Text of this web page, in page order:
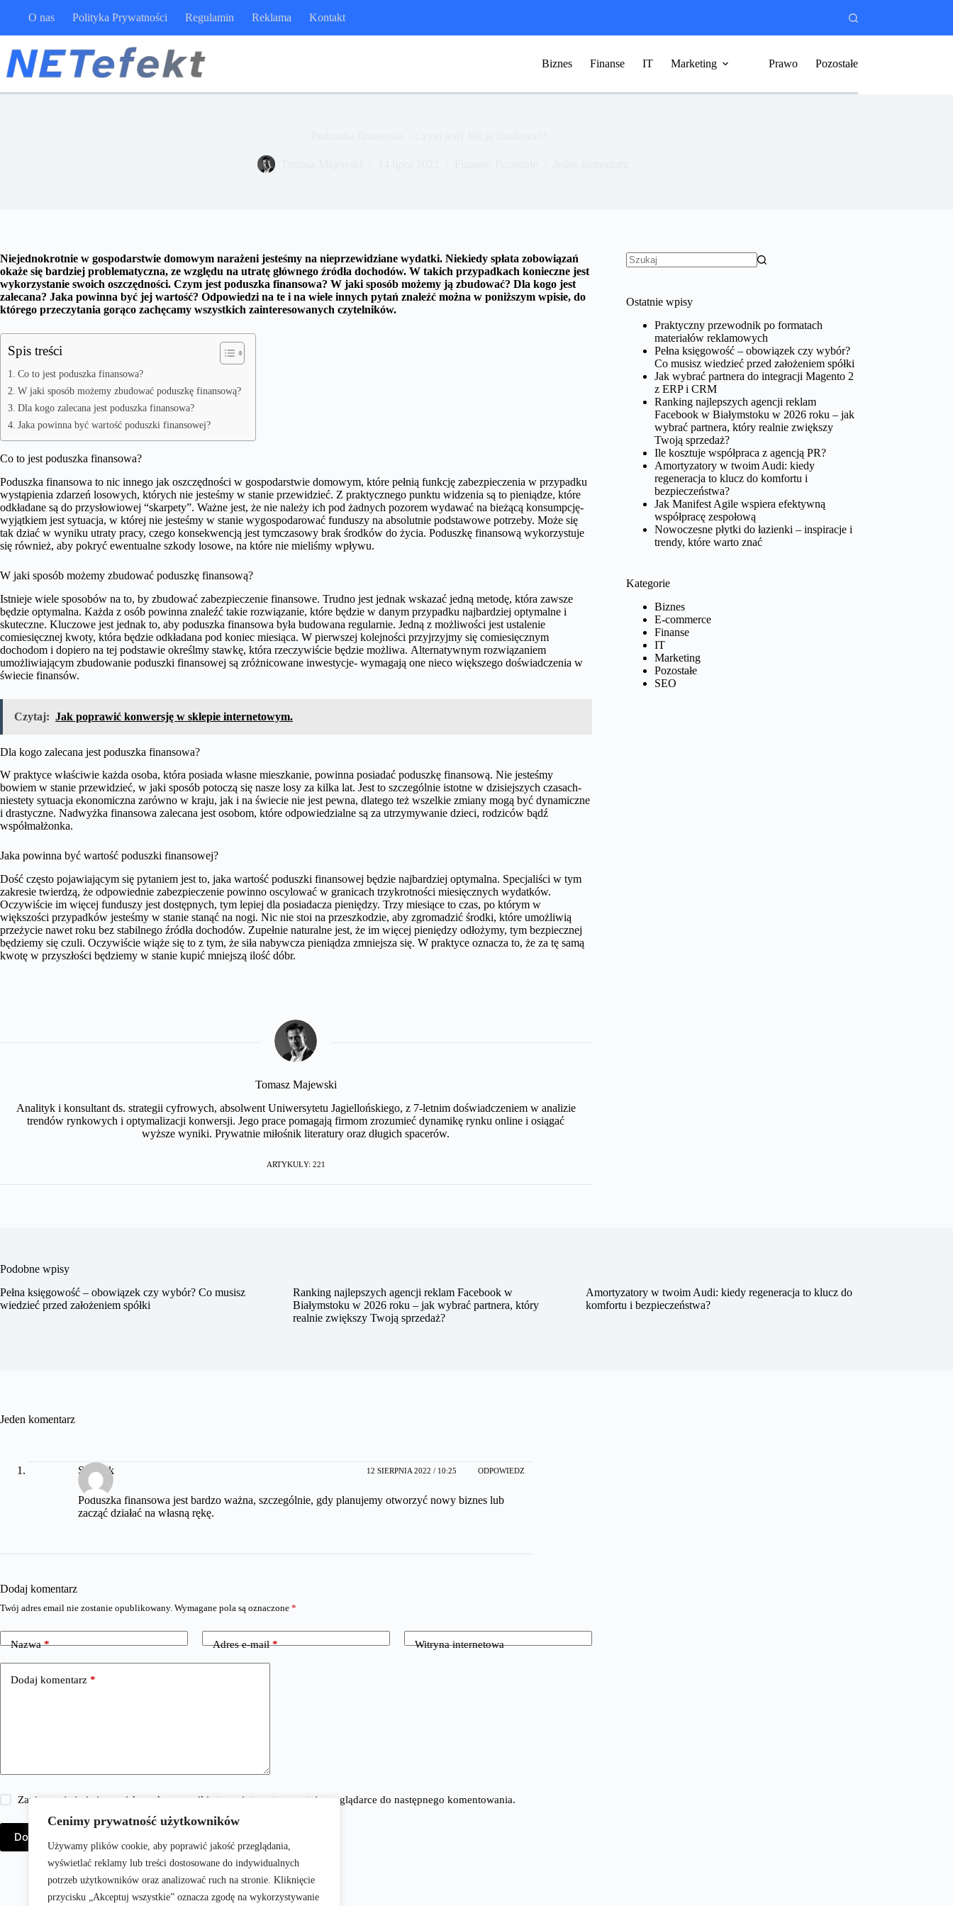
Cenimy prywatność użytkowników
Używamy plików cookie, aby poprawić jakość przeglądania,
wyświetlać reklamy lub treści dostosowane do indywidualnych
potrzeb użytkowników oraz analizować ruch na stronie. Kliknięcie
przycisku „Akceptuj wszystkie” oznacza zgodę na wykorzystywanie
O nas Polityka Prywatności Regulamin Reklama Kontakt
Biznes Finanse IT Marketing Prawo Pozostałe
Niejednokrotnie w gospodarstwie domowym narażeni jesteśmy na nieprzewidziane wydatki. Niekiedy spłata zobowiązań
okaże się bardziej problematyczna, ze względu na utratę głównego źródła dochodów. W takich przypadkach konieczne jest
wykorzystanie swoich oszczędności. Czym jest poduszka finansowa? W jaki sposób możemy ją zbudować? Dla kogo jest
zalecana? Jaka powinna być jej wartość? Odpowiedzi na te i na wiele innych pytań znaleźć można w poniższym wpisie, do
którego przeczytania gorąco zachęcamy wszystkich zainteresowanych czytelników.
Spis treści
Co to jest poduszka finansowa?
W jaki sposób możemy zbudować poduszkę finansową?
Dla kogo zalecana jest poduszka finansowa?
Jaka powinna być wartość poduszki finansowej?
Co to jest poduszka finansowa?
Poduszka finansowa to nic innego jak oszczędności w gospodarstwie domowym, które pełnią funkcję zabezpieczenia w przypadku
wystąpienia zdarzeń losowych, których nie jesteśmy w stanie przewidzieć. Z praktycznego punktu widzenia są to pieniądze, które
odkładane są do przysłowiowej “skarpety”. Ważne jest, że nie należy ich pod żadnych pozorem wydawać na bieżącą konsumpcję-
wyjątkiem jest sytuacja, w której nie jesteśmy w stanie wygospodarować funduszy na absolutnie podstawowe potrzeby. Może się
tak dziać w wyniku utraty pracy, czego konsekwencją jest tymczasowy brak środków do życia. Poduszkę finansową wykorzystuje
się również, aby pokryć ewentualne szkody losowe, na które nie mieliśmy wpływu.
W jaki sposób możemy zbudować poduszkę finansową?
Istnieje wiele sposobów na to, by zbudować zabezpieczenie finansowe. Trudno jest jednak wskazać jedną metodę, która zawsze
będzie optymalna. Każda z osób powinna znaleźć takie rozwiązanie, które będzie w danym przypadku najbardziej optymalne i
skuteczne. Kluczowe jest jednak to, aby poduszka finansowa była budowana regularnie. Jedną z możliwości jest ustalenie
comiesięcznej kwoty, która będzie odkładana pod koniec miesiąca. W pierwszej kolejności przyjrzyjmy się comiesięcznym
dochodom i dopiero na tej podstawie określmy stawkę, która rzeczywiście będzie możliwa. Alternatywnym rozwiązaniem
umożliwiającym zbudowanie poduszki finansowej są zróżnicowane inwestycje- wymagają one nieco większego doświadczenia w
świecie finansów.
Czytaj: Jak poprawić konwersję w sklepie internetowym.
Dla kogo zalecana jest poduszka finansowa?
W praktyce właściwie każda osoba, która posiada własne mieszkanie, powinna posiadać poduszkę finansową. Nie jesteśmy
bowiem w stanie przewidzieć, w jaki sposób potoczą się nasze losy za kilka lat. Jest to szczególnie istotne w dzisiejszych czasach-
niestety sytuacja ekonomiczna zarówno w kraju, jak i na świecie nie jest pewna, dlatego też wszelkie zmiany mogą być dynamiczne
i drastyczne. Nadwyżka finansowa zalecana jest osobom, które odpowiedzialne są za utrzymywanie dzieci, rodziców bądź
współmałżonka.
Jaka powinna być wartość poduszki finansowej?
Dość często pojawiającym się pytaniem jest to, jaka wartość poduszki finansowej będzie najbardziej optymalna. Specjaliści w tym
zakresie twierdzą, że odpowiednie zabezpieczenie powinno oscylować w granicach trzykrotności miesięcznych wydatków.
Oczywiście im więcej funduszy jest dostępnych, tym lepiej dla posiadacza pieniędzy. Trzy miesiące to czas, po którym w
większości przypadków jesteśmy w stanie stanąć na nogi. Nic nie stoi na przeszkodzie, aby zgromadzić środki, które umożliwią
przeżycie nawet roku bez stabilnego źródła dochodów. Zupełnie naturalne jest, że im więcej pieniędzy odłożymy, tym bezpiecznej
będziemy się czuli. Oczywiście wiąże się to z tym, że siła nabywcza pieniądza zmniejsza się. W praktyce oznacza to, że za tę samą
kwotę w przyszłości będziemy w stanie kupić mniejszą ilość dóbr.
Tomasz Majewski
Analityk i konsultant ds. strategii cyfrowych, absolwent Uniwersytetu Jagiellońskiego, z 7-letnim doświadczeniem w analizie
trendów rynkowych i optymalizacji konwersji. Jego prace pomagają firmom zrozumieć dynamikę rynku online i osiągać
wyższe wyniki. Prywatnie miłośnik literatury oraz długich spacerów.
ARTYKUŁY: 221
Ostatnie wpisy
Praktyczny przewodnik po formatach
materiałów reklamowych
Pełna księgowość – obowiązek czy wybór?
Co musisz wiedzieć przed założeniem spółki
Jak wybrać partnera do integracji Magento 2
z ERP i CRM
Ranking najlepszych agencji reklam
Facebook w Białymstoku w 2026 roku – jak
wybrać partnera, który realnie zwiększy
Twoją sprzedaż?
Ile kosztuje współpraca z agencją PR?
Amortyzatory w twoim Audi: kiedy
regeneracja to klucz do komfortu i
bezpieczeństwa?
Jak Manifest Agile wspiera efektywną
współpracę zespołową
Nowoczesne płytki do łazienki – inspiracje i
trendy, które warto znać
Kategorie
Biznes
E-commerce
Finanse
IT
Marketing
Pozostałe
SEO
Podobne wpisy
Pełna księgowość – obowiązek czy wybór? Co musisz
wiedzieć przed założeniem spółki
Ranking najlepszych agencji reklam Facebook w
Białymstoku w 2026 roku – jak wybrać partnera, który
realnie zwiększy Twoją sprzedaż?
Amortyzatory w twoim Audi: kiedy regeneracja to klucz do
komfortu i bezpieczeństwa?
Jeden komentarz
Szymek 12 SIERPNIA 2022 / 10:25 ODPOWIEDZ
Poduszka finansowa jest bardzo ważna, szczególnie, gdy planujemy otworzyć nowy biznes lub
zacząć działać na własną rękę.
Dodaj komentarz
Twój adres email nie zostanie opublikowany. Wymagane pola są oznaczone *
Nazwa* Adres e-mail* Witryna internetowa
Dodaj komentarz *
Zapisz moje imię i nazwisko, adres e-mail i stronę internetową w tej przeglądarce do następnego komentowania.
Dodaj komentarz